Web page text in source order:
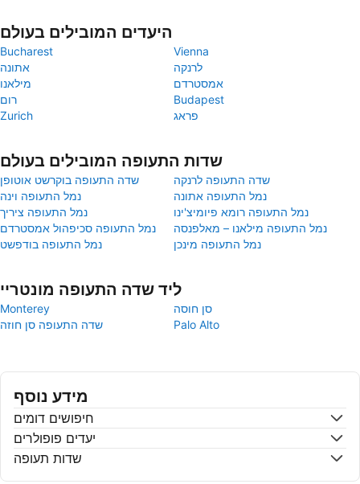
היעדים המובילים בעולם
Bucharest
Vienna
אתונה
לרנקה
מילאנו
אמסטרדם
רום
Budapest
Zurich
פראג
שדות התעופה המובילים בעולם
שדה התעופה בוקרשט אוטופן
שדה התעופה לרנקה
נמל התעופה וינה
נמל התעופה אתונה
נמל התעופה ציריך
נמל התעופה רומא פיומיצ'ינו
נמל התעופה סכיפהול אמסטרדם
נמל התעופה מילאנו – מאלפנסה
נמל התעופה בודפשט
נמל התעופה מינכן
ליד שדה התעופה מונטריי
Monterey
סן חוסה
שדה התעופה סן חוזה
Palo Alto
מידע נוסף
חיפושים דומים
יעדים פופולרים
שדות תעופה